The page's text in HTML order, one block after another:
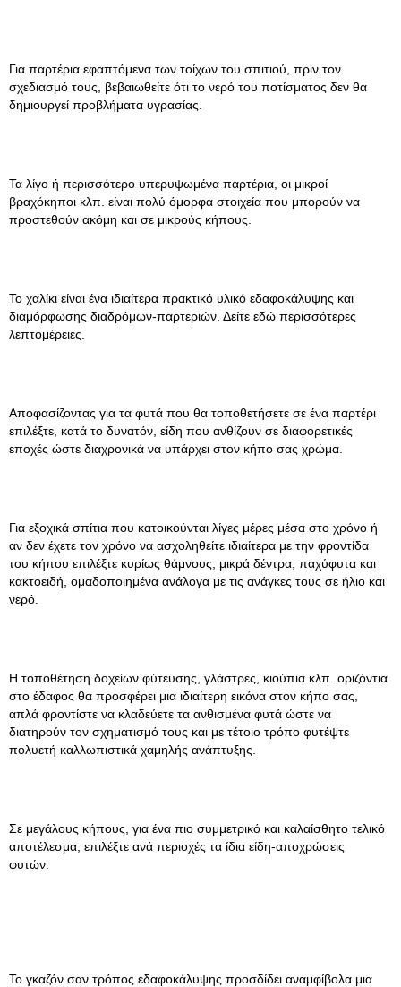
Για παρτέρια εφαπτόμενα των τοίχων του σπιτιού, πριν τον
σχεδιασμό τους, βεβαιωθείτε ότι το νερό του ποτίσματος δεν θα
δημιουργεί προβλήματα υγρασίας.
Τα λίγο ή περισσότερο υπερυψωμένα παρτέρια, οι μικροί
βραχόκηποι κλπ. είναι πολύ όμορφα στοιχεία που μπορούν να
προστεθούν ακόμη και σε μικρούς κήπους.
Το χαλίκι είναι ένα ιδιαίτερα πρακτικό υλικό εδαφοκάλυψης και
διαμόρφωσης διαδρόμων-παρτεριών. Δείτε εδώ περισσότερες
λεπτομέρειες.
Αποφασίζοντας για τα φυτά που θα τοποθετήσετε σε ένα παρτέρι
επιλέξτε, κατά το δυνατόν, είδη που ανθίζουν σε διαφορετικές
εποχές ώστε διαχρονικά να υπάρχει στον κήπο σας χρώμα.
Για εξοχικά σπίτια που κατοικούνται λίγες μέρες μέσα στο χρόνο ή
αν δεν έχετε τον χρόνο να ασχοληθείτε ιδιαίτερα με την φροντίδα
του κήπου επιλέξτε κυρίως θάμνους, μικρά δέντρα, παχύφυτα και
κακτοειδή, ομαδοποιημένα ανάλογα με τις ανάγκες τους σε ήλιο και
νερό.
Η τοποθέτηση δοχείων φύτευσης, γλάστρες, κιούπια κλπ. οριζόντια
στο έδαφος θα προσφέρει μια ιδιαίτερη εικόνα στον κήπο σας,
απλά φροντίστε να κλαδεύετε τα ανθισμένα φυτά ώστε να
διατηρούν τον σχηματισμό τους και με τέτοιο τρόπο φυτέψτε
πολυετή καλλωπιστικά χαμηλής ανάπτυξης.
Σε μεγάλους κήπους, για ένα πιο συμμετρικό και καλαίσθητο τελικό
αποτέλεσμα, επιλέξτε ανά περιοχές τα ίδια είδη-αποχρώσεις
φυτών.
Το γκαζόν σαν τρόπος εδαφοκάλυψης προσδίδει αναμφίβολα μια